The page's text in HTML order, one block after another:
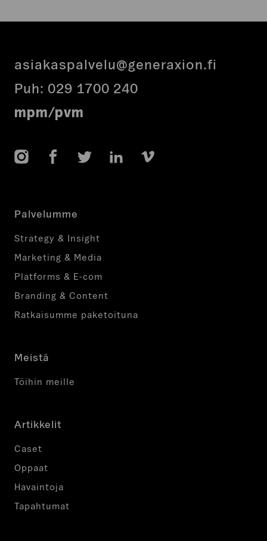
asiakaspalvelu@generaxion.fi
Puh: 029 1700 240
mpm/pvm
InstagramFacebookTwitter LinkedIn
Palvelumme
Strategy & Insight
Marketing & Media
Platforms & E-com
Branding & Content
Ratkaisumme paketoituna
Meistä
Töihin meille
Artikkelit
Caset
Oppaat
Havaintoja
Tapahtumat